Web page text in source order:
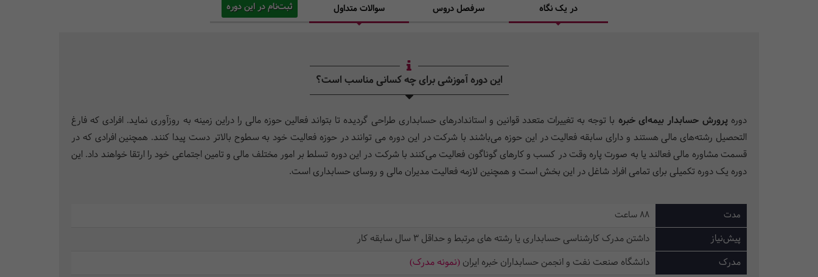
در یک نگاه سرفصل دروس سوالات متداول ثبت‌نام در این دوره
این دوره آموزشی برای چه کسانی مناسب است؟
دوره پرورش حسابدار بیمه‌ای خبره با توجه به تغییرات متعدد قوانین و استاندادرهای حسابداری طراحی گردیده تا بتواند فعالین حوزه مالی را دراین زمینه به روزآوری نماید. افرادی که فارغ
التحصیل رشته‌های مالی هستند و دارای سابقه فعالیت در این حوزه می‌باشند با شرکت در این دوره می توانند در حوزه فعالیت خود به سطوح بالاتر دست پیدا کنند. همچنین افرادی که در
قسمت مشاوره مالی فعالند یا به صورت پاره وقت در کسب و کارهای گوناگون فعالیت می‌کنند با شرکت در این دوره تسلط بر امور مختلف مالی و تامین اجتماعی خود را ارتقا خواهند داد. این
دوره یک دوره تکمیلی برای تمامی افراد شاغل در این بخش است و همچنین لازمه فعالیت مدیران مالی و روسای حسابداری است.
مدت 88 ساعت
پیش‌نیاز
داشتن مدرک کارشناسی حسابداری یا رشته های مرتبط و حداقل 3 سال سابقه کار
مدرک
دانشگاه صنعت نفت و انجمن حسابداران خبره ایران (نمونه مدرک)